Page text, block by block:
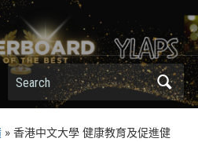
Search
» 香港中文大學 健康教育及促進健